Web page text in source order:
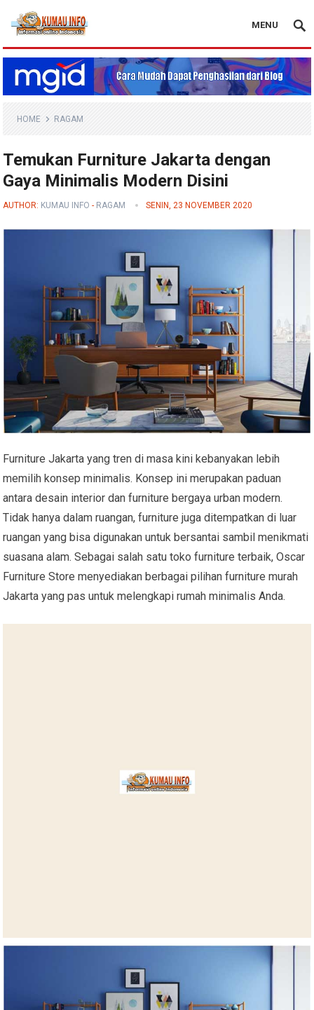
Blog Kumau Info
MENU
HOME RAGAM
Temukan Furniture Jakarta dengan
Gaya Minimalis Modern Disini
AUTHOR: KUMAU INFO - RAGAM SENIN, 23 NOVEMBER 2020
Furniture Jakarta yang tren di masa kini kebanyakan lebih
memilih konsep minimalis. Konsep ini merupakan paduan
antara desain interior dan furniture bergaya urban modern.
Tidak hanya dalam ruangan, furniture juga ditempatkan di luar
ruangan yang bisa digunakan untuk bersantai sambil menikmati
suasana alam. Sebagai salah satu toko furniture terbaik, Oscar
Furniture Store menyediakan berbagai pilihan furniture murah
Jakarta yang pas untuk melengkapi rumah minimalis Anda.